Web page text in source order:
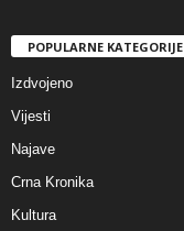
POPULARNE KATEGORIJE
Izdvojeno
Vijesti
Najave
Crna Kronika
Kultura